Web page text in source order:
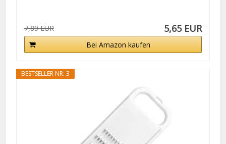
7,89 EUR 5,65 EUR
Bei Amazon kaufen
BESTSELLER NR. 3